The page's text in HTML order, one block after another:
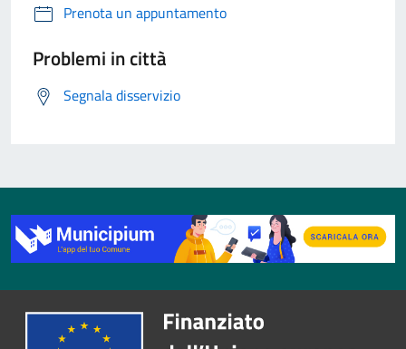
Prenota un appuntamento
Problemi in città
Segnala disservizio